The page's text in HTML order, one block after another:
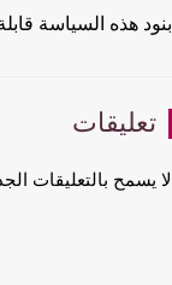
بنود هذه السياسة
تعليقات
لا يسمح بالتعليقات